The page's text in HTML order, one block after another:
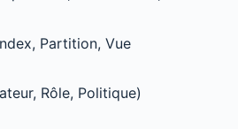
Partition, Vue
Rôle, Politique)